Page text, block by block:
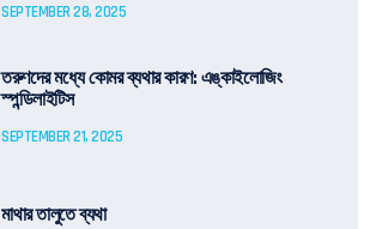
SEPTEMBER 28, 2025
তরুণদের মধ্যে কোমর ব্যথার কারণ: এঙ্কাইলোজিং
স্পন্ডিলাইটিস
SEPTEMBER 21, 2025
মাথার তালুতে ব্যথা